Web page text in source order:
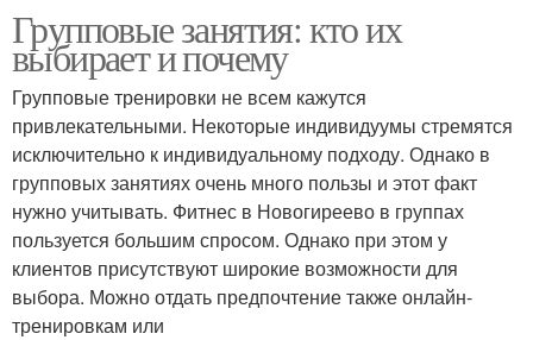
Групповые занятия: кто их
выбирает и почему
Групповые тренировки не всем кажутся
привлекательными. Некоторые индивидуумы стремятся
исключительно к индивидуальному подходу. Однако в
групповых занятиях очень много пользы и этот факт
нужно учитывать. Фитнес в Новогиреево в группах
пользуется большим спросом. Однако при этом у
клиентов присутствуют широкие возможности для
выбора. Можно отдать предпочтение также онлайн-
тренировкам или